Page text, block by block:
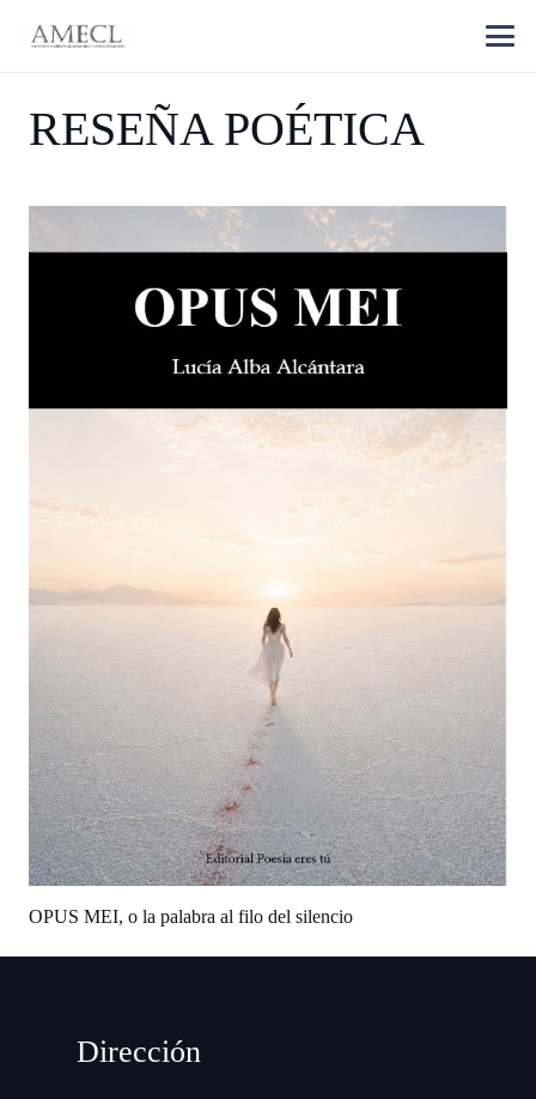
RESEÑA POÉTICA
OPUS MEI, o la palabra al filo del silencio
Dirección